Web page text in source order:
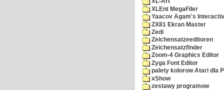
XLEnt MegaFiler
Yaacov Agam's
ZX81 Ekran Master
Zedi
Zeichensatzeeditoren
Zeichensatzfinder
Zoom-4 Graphics Editor
Zyga Font Editor
palety kolorow Atari dla
xShow
zestawy programow